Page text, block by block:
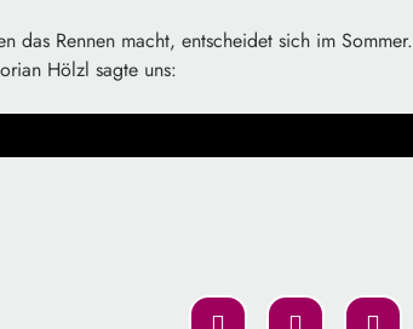
das Rennen macht, entscheidet sich im Sommer.
Hölzl sagte uns: